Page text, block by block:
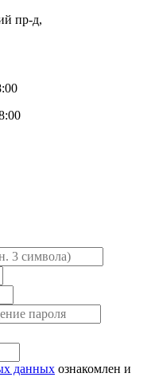
пр-д,
данных ознакомлен и